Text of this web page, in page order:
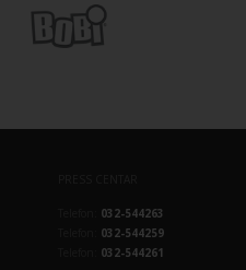
032-544263
032-544259
032-544261